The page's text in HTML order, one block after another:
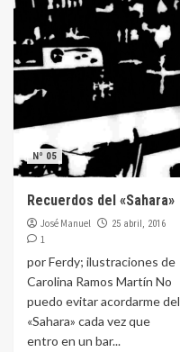
Nº 05
Recuerdos del «Sahara»
José Manuel 25 abril, 2016
1
por Ferdy; ilustraciones de
Carolina Ramos Martín No
puedo evitar acordarme del
«Sahara» cada vez que
entro en un bar...